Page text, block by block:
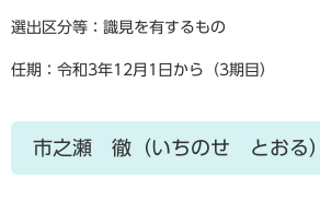
選出区分等：識見を有するもの
任期：令和3年12月1日から（3期目）
市之瀬 徹（いちのせ とおる）